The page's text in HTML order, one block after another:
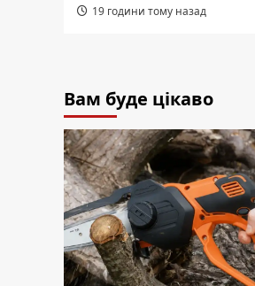
19 години тому назад
Вам буде цікаво